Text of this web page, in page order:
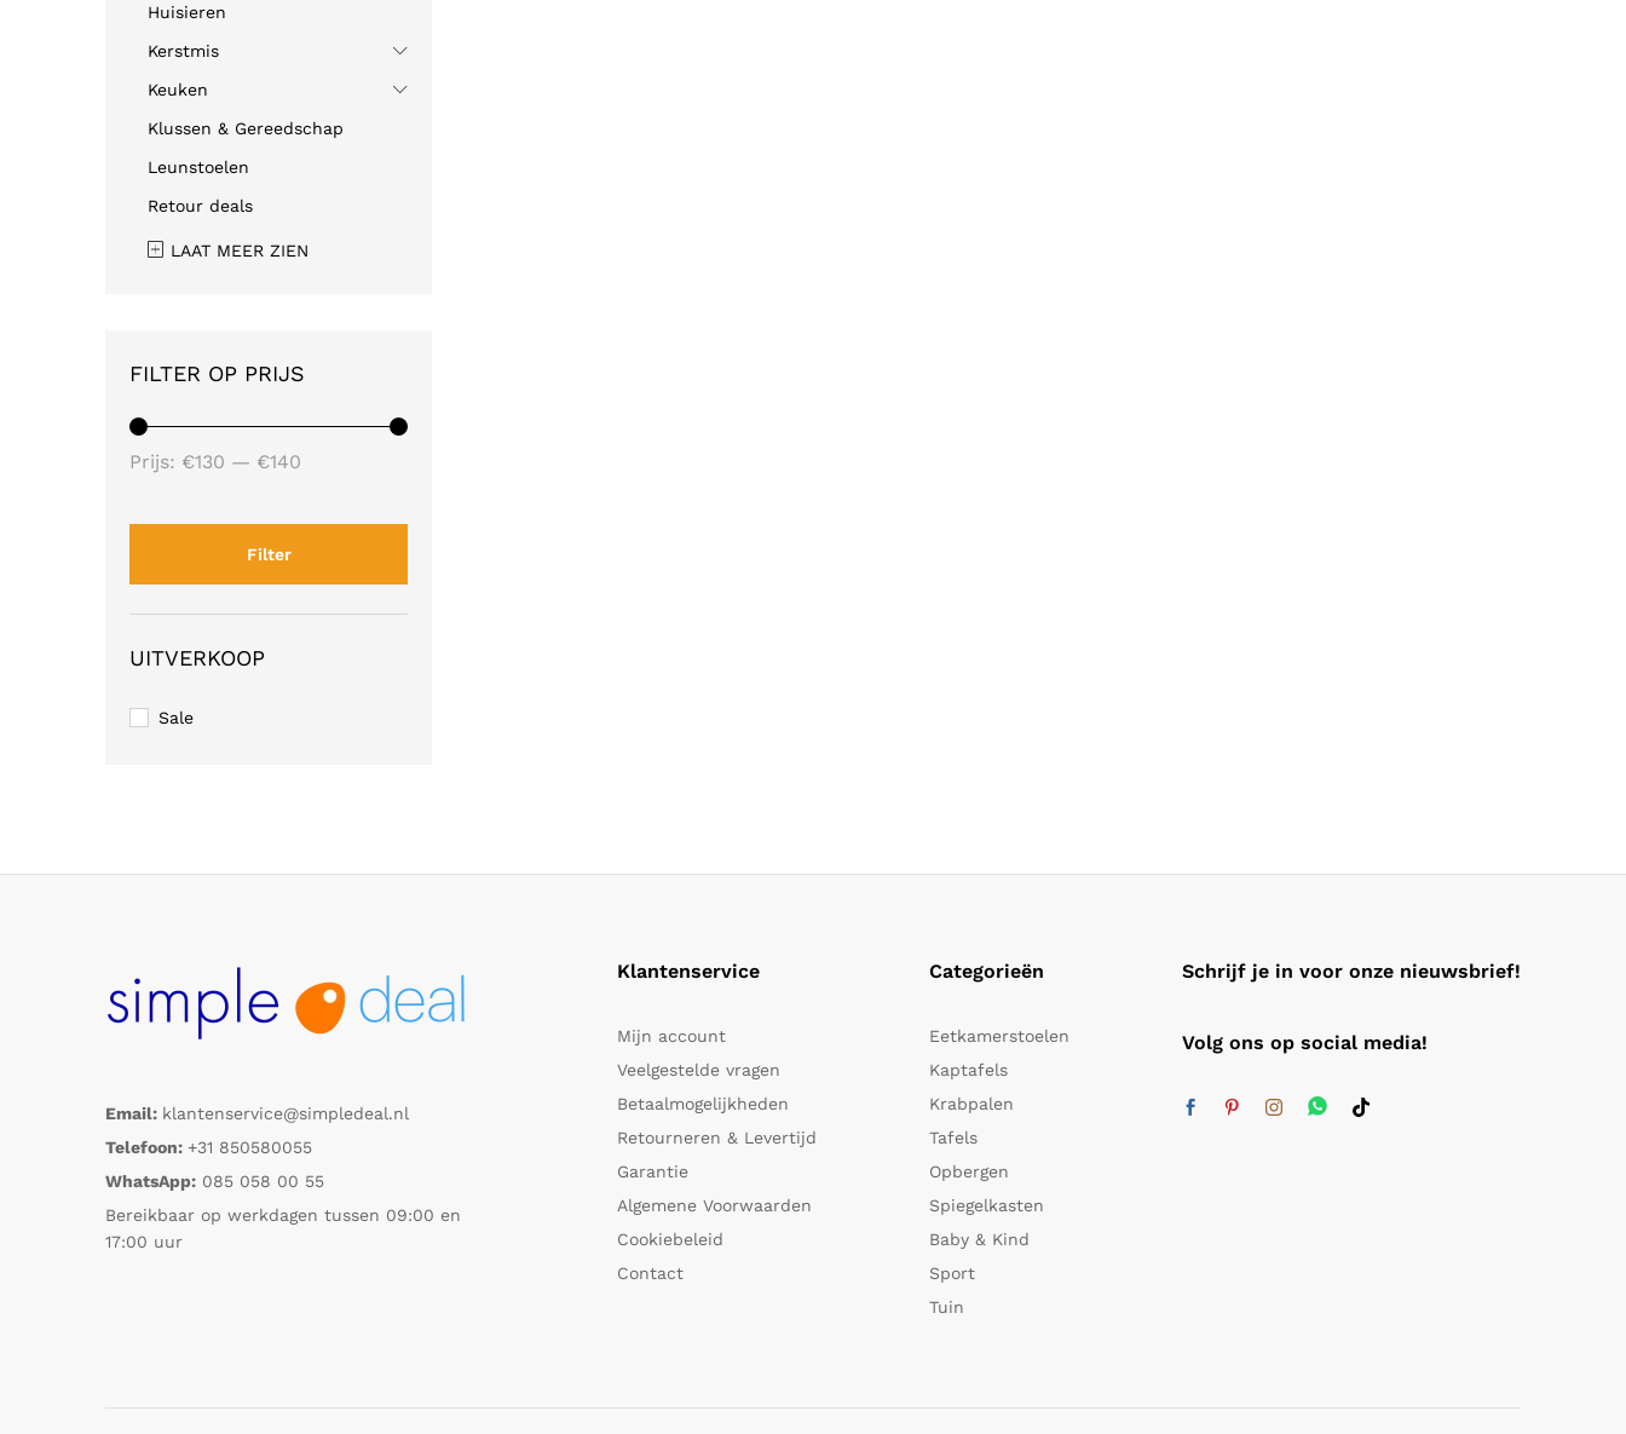
Huisieren
Kerstmis
Keuken
Klussen & Gereedschap
Leunstoelen
Retour deals
LAAT MEER ZIEN
FILTER OP PRIJS
Filter
Prijs: €130 — €140
UITVERKOOP
Sale
Email: klantenservice@simpledeal.nl
Telefoon: +31 850580055
WhatsApp: 085 058 00 55
Bereikbaar op werkdagen tussen 09:00 en
17:00 uur
Klantenservice
Mijn account
Veelgestelde vragen
Betaalmogelijkheden
Retourneren & Levertijd
Garantie
Algemene Voorwaarden
Cookiebeleid
Contact
Categorieën
Eetkamerstoelen
Kaptafels
Krabpalen
Tafels
Opbergen
Spiegelkasten
Baby & Kind
Sport
Tuin
Schrijf je in voor onze nieuwsbrief!
Volg ons op social media!